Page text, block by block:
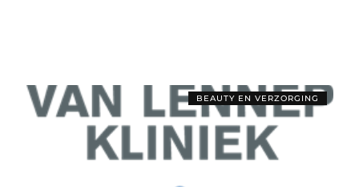
BEAUTY EN VERZORGING